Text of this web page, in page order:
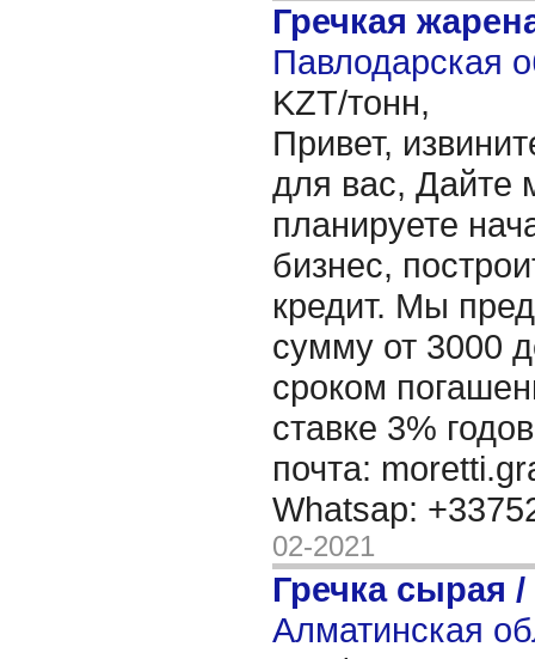
Гречкая
Павлодарская
KZT/тонн,
Привет,
для вас, Дайте
планируете
бизнес,
кредит. Мы
сумму от 3000
сроком
ставке 3%
почта:
Whatsap:
02-2021
Гречка сырая /
Алматинская